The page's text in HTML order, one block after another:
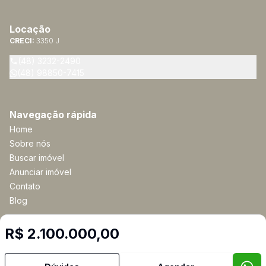
R$ 2.100.000,00
Locação
CRECI: 3350 J
Navegação rápida
Home
Sobre nós
Buscar imóvel
Anunciar imóvel
Contato
Blog
Selo de Tecnologia Loft